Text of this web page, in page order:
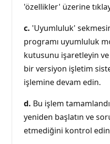
'özellikler' üzerine
c. 'Uyumluluk'
programı uyumluluk
kutusunu işaretleyin ve
bir versiyon işletim
işlemine devam edin.
d. Bu işlem
yeniden başlatın ve
etmediğini kontrol